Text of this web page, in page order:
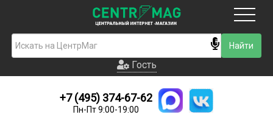
Гость
Новинки
Гость
+7 (495) 374-67-62
Пн-Пт 9:00-19:00